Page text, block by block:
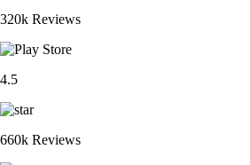
320k Reviews
4.5
660k Reviews